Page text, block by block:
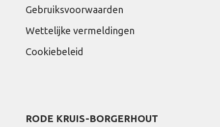
Gebruiksvoorwaarden
Wettelijke vermeldingen
Cookiebeleid
RODE KRUIS-BORGERHOUT